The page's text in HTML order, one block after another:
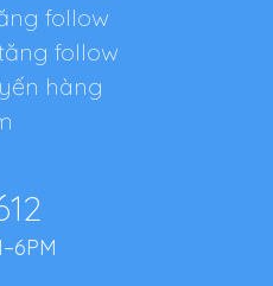
follow
follow
hàng